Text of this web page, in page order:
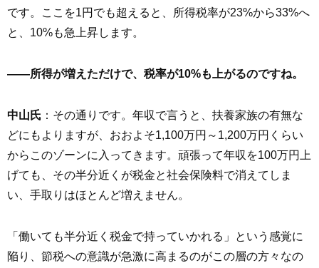
です。ここを1円でも超えると、所得税率が23%から33%へ
と、10%も急上昇します。
――所得が増えただけで、税率が10%も上がるのですね。
中山氏 ：その通りです。年収で言うと、扶養家族の有無な
どにもよりますが、おおよそ1,100万円～1,200万円くらい
からこのゾーンに入ってきます。頑張って年収を100万円上
げても、その半分近くが税金と社会保険料で消えてしま
い、手取りはほとんど増えません。
「働いても半分近く税金で持っていかれる」という感覚に
陥り、節税への意識が急激に高まるのがこの層の方々なの